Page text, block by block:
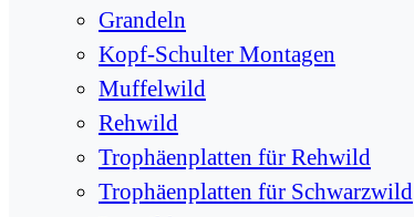
Grandeln
Kopf-Schulter Montagen
Muffelwild
Rehwild
Trophäenplatten für Rehwild
Trophäenplatten für Schwarzwild